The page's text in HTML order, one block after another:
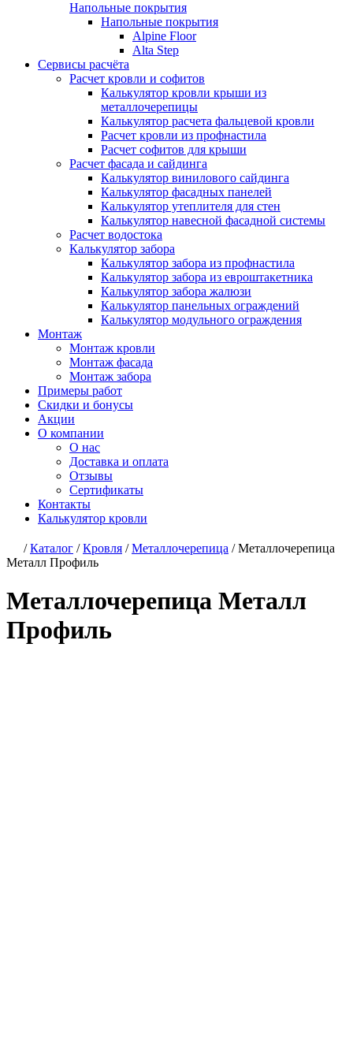
Напольные покрытия
Напольные покрытия
Alpine Floor
Alta Step
Сервисы расчёта
Расчет кровли и софитов
Калькулятор кровли крыши из
металлочерепицы
Калькулятор расчета фальцевой кровли
Расчет кровли из профнастила
Расчет софитов для крыши
Расчет фасада и сайдинга
Калькулятор винилового сайдинга
Калькулятор фасадных панелей
Калькулятор утеплителя для стен
Калькулятор навесной фасадной системы
Расчет водостока
Калькулятор забора
Калькулятор забора из профнастила
Калькулятор забора из евроштакетника
Калькулятор забора жалюзи
Калькулятор панельных ограждений
Калькулятор модульного ограждения
Монтаж
Монтаж кровли
Монтаж фасада
Монтаж забора
Примеры работ
Скидки и бонусы
Акции
О компании
О нас
Доставка и оплата
Отзывы
Сертификаты
Контакты
Калькулятор кровли
/Каталог /Кровля /Металлочерепица /Металлочерепица
Металл Профиль
Металлочерепица Металл
Профиль